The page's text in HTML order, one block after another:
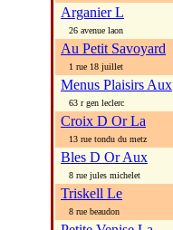
Arganier L
26 avenue laon
Au Petit Savoyard
1 rue 18 juillet
Menus Plaisirs Aux
63 r gen leclerc
Croix D Or La
13 rue tondu du metz
Bles D Or Aux
8 rue jules michelet
Triskell Le
8 rue beaudon